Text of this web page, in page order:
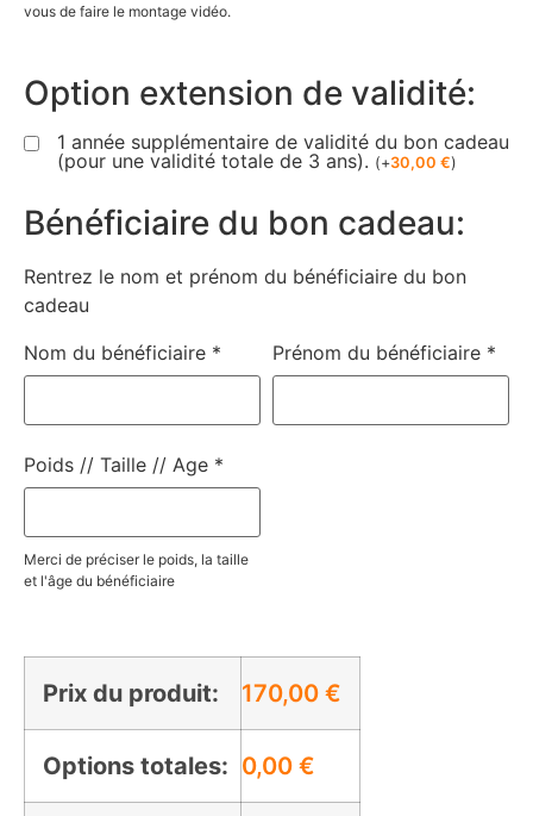
vous de faire le montage vidéo.
Option extension de validité:
1 année supplémentaire de validité du bon cadeau
(pour une validité totale de 3 ans). (+30,00 €)
Bénéficiaire du bon cadeau:
Rentrez le nom et prénom du bénéficiaire du bon
cadeau
Nom du bénéficiaire * Prénom du bénéficiaire *
Poids // Taille // Age *
Merci de préciser le poids, la taille
et l'âge du bénéficiaire
Prix du produit: 170,00 €
Options totales: 0,00 €